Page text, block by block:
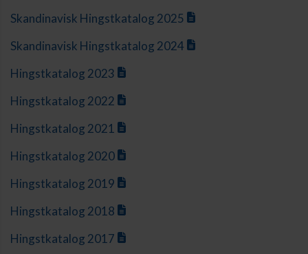
Skandinavisk Hingstkatalog 2025
Skandinavisk Hingstkatalog 2024
Hingstkatalog 2023
Hingstkatalog 2022
Hingstkatalog 2021
Hingstkatalog 2020
Hingstkatalog 2019
Hingstkatalog 2018
Hingstkatalog 2017